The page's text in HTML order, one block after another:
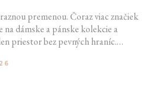
premenou. Čoraz viac značiek
dámske a pánske kolekcie a
priestor bez pevných hraníc.
týždne módy môžu čoskoro